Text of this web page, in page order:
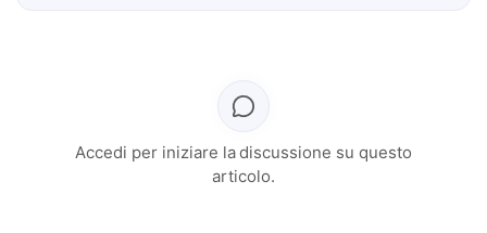
Accedi per iniziare la discussione su questo
articolo.